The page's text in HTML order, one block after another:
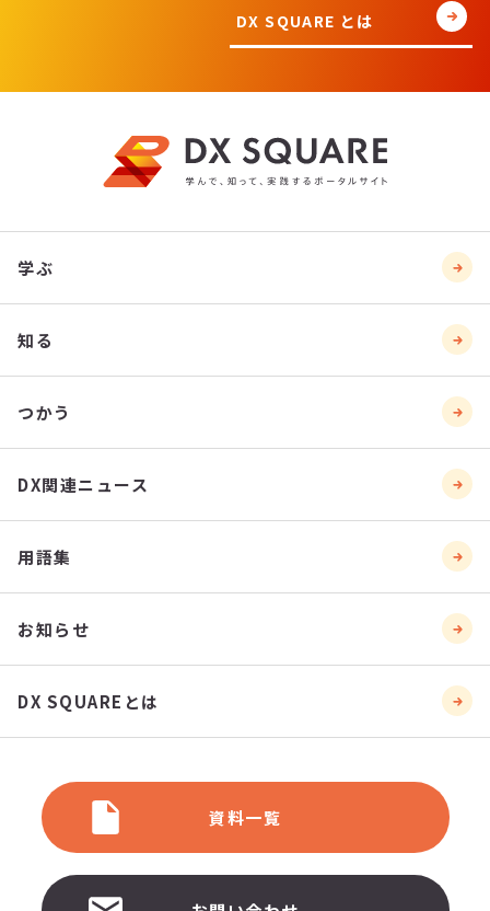
DX SQUARE とは
学ぶ
知る
つかう
DX関連ニュース
用語集
お知らせ
DX SQUAREとは
資料一覧